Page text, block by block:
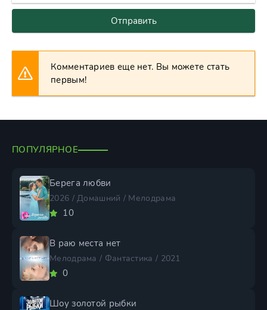
Отправить
Комментариев еще нет. Вы можете стать
первым!
ПОПУЛЯРНОЕ
Берега любви
2026 / Домашний / Мелодрама
10
В раю места нет
Мелодрама / Фантастика / 2021
0
Шоу золотой рыбки